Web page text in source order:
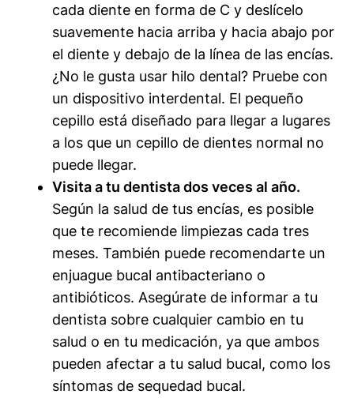
cada diente en forma de C y deslícelo
suavemente hacia arriba y hacia abajo por
el diente y debajo de la línea de las encías.
¿No le gusta usar hilo dental? Pruebe con
un dispositivo interdental. El pequeño
cepillo está diseñado para llegar a lugares
a los que un cepillo de dientes normal no
puede llegar.
Visita a tu dentista dos veces al año.
Según la salud de tus encías, es posible
que te recomiende limpiezas cada tres
meses. También puede recomendarte un
enjuague bucal antibacteriano o
antibióticos. Asegúrate de informar a tu
dentista sobre cualquier cambio en tu
salud o en tu medicación, ya que ambos
pueden afectar a tu salud bucal, como los
síntomas de sequedad bucal.